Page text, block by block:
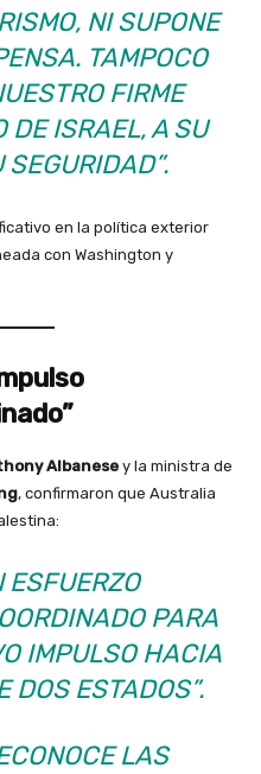
NI SUPONE
TAMPOCO
FIRME
DE ISRAEL, A SU
SEGURIDAD”.
en la política exterior
con Washington y
Albanesey la ministra de
, confirmaron que Australia
ESFUERZO
PARA
IMPULSO HACIA
DOS ESTADOS”.
LAS